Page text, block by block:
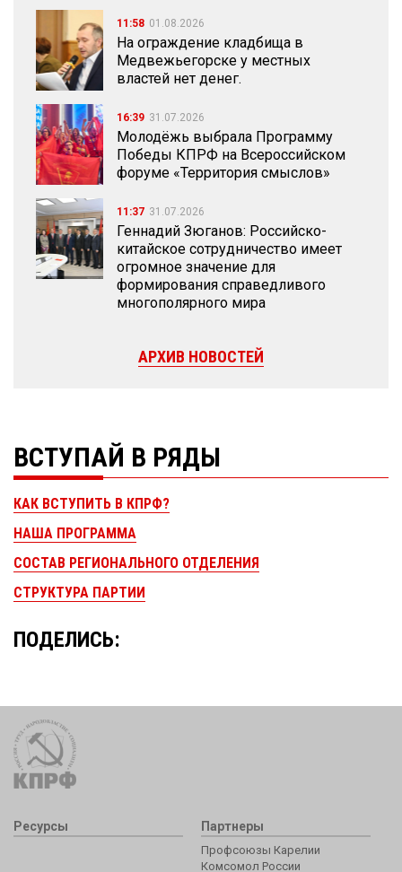
11:58 01.08.2026
На ограждение кладбища в
Медвежьегорске у местных
властей нет денег.
16:39 31.07.2026
Молодёжь выбрала Программу
Победы КПРФ на Всероссийском
форуме «Территория смыслов»
11:37 31.07.2026
Геннадий Зюганов: Российско-
китайское сотрудничество имеет
огромное значение для
формирования справедливого
многополярного мира
АРХИВ НОВОСТЕЙ
ВСТУПАЙ В РЯДЫ
КАК ВСТУПИТЬ В КПРФ?
НАША ПРОГРАММА
СОСТАВ РЕГИОНАЛЬНОГО ОТДЕЛЕНИЯ
СТРУКТУРА ПАРТИИ
ПОДЕЛИСЬ:
Ресурсы Партнеры
Профсоюзы Карелии
Комсомол России